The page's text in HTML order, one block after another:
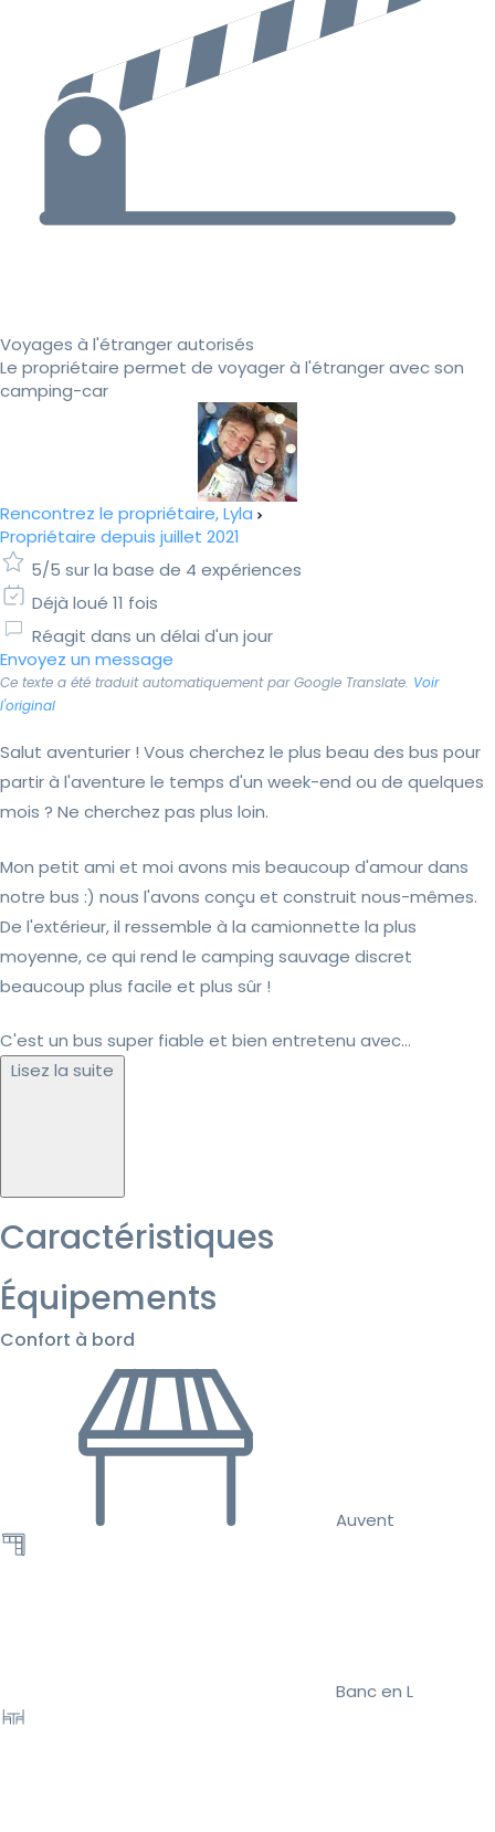
Voyages à l'étranger autorisés
Le propriétaire permet de voyager à l'étranger avec son
camping-car
Rencontrez le propriétaire, Lyla
Propriétaire depuis juillet 2021
5/5 sur la base de 4 expériences
Déjà loué 11 fois
Réagit dans un délai d'un jour
Envoyez un message
Ce texte a été traduit automatiquement par Google Translate. Voir
l'original
Salut aventurier ! Vous cherchez le plus beau des bus pour
partir à l'aventure le temps d'un week-end ou de quelques
mois ? Ne cherchez pas plus loin.
Mon petit ami et moi avons mis beaucoup d'amour dans
notre bus :) nous l'avons conçu et construit nous-mêmes.
De l'extérieur, il ressemble à la camionnette la plus
moyenne, ce qui rend le camping sauvage discret
beaucoup plus facile et plus sûr !
C'est un bus super fiable et bien entretenu avec...
Lisez la suite
Caractéristiques
Équipements
Confort à bord
Auvent
Banc en L